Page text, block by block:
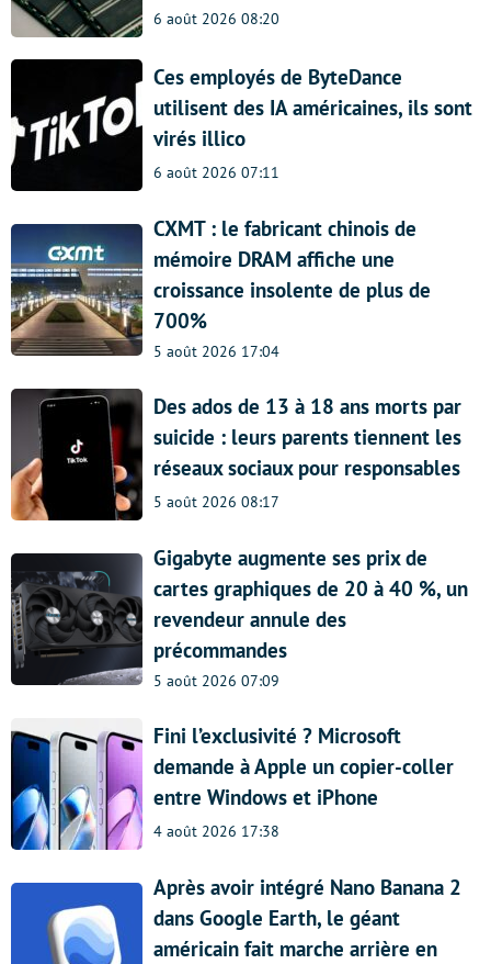
6 août 2026 08:20
Ces employés de ByteDance
utilisent des IA américaines, ils sont
virés illico
6 août 2026 07:11
CXMT : le fabricant chinois de
mémoire DRAM affiche une
croissance insolente de plus de
700%
5 août 2026 17:04
Des ados de 13 à 18 ans morts par
suicide : leurs parents tiennent les
réseaux sociaux pour responsables
5 août 2026 08:17
Gigabyte augmente ses prix de
cartes graphiques de 20 à 40 %, un
revendeur annule des
précommandes
5 août 2026 07:09
Fini l’exclusivité ? Microsoft
demande à Apple un copier-coller
entre Windows et iPhone
4 août 2026 17:38
Après avoir intégré Nano Banana 2
dans Google Earth, le géant
américain fait marche arrière en